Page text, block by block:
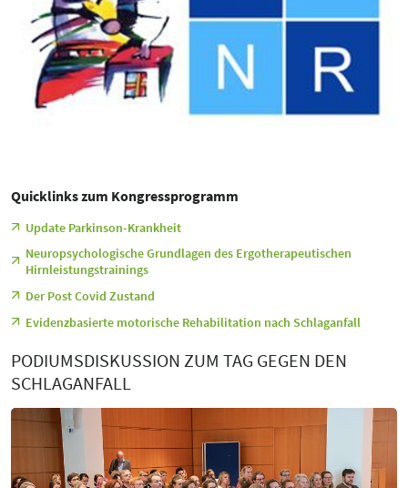
Quicklinks zum Kongressprogramm
Update Parkinson-Krankheit
Neuropsychologische Grundlagen des Ergotherapeutischen
Hirnleistungstrainings
Der Post Covid Zustand
Evidenzbasierte motorische Rehabilitation nach Schlaganfall
PODIUMSDISKUSSION ZUM TAG GEGEN DEN
SCHLAGANFALL